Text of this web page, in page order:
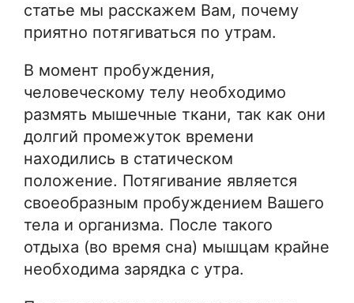
статье мы расскажем Вам, почему
приятно потягиваться по утрам.
В момент пробуждения,
человеческому телу необходимо
размять мышечные ткани, так как они
долгий промежуток времени
находились в статическом
положение. Потягивание является
своеобразным пробуждением Вашего
тела и организма. После такого
отдыха (во время сна) мышцам крайне
необходима зарядка с утра.